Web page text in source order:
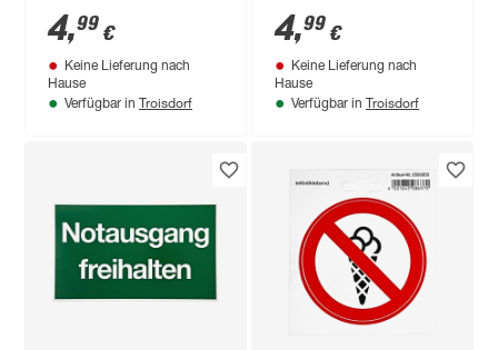
4,99 €
Keine Lieferung nach
Hause
Verfügbar in Troisdorf
4,99 €
Keine Lieferung nach
Hause
Verfügbar in Troisdorf